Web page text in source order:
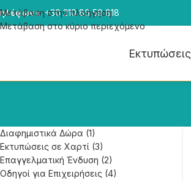
Μετάβαση στην πλοήγηση
Μετάβαση στο κύριο περιεχόμενο
+30 210 86 59 818
Εκτυπώσεις
Διαφημιστικά Δώρα (1)
Εκτυπώσεις σε Χαρτί (3)
Επαγγελματική Ένδυση (2)
Οδηγοί για Επιχειρήσεις (4)